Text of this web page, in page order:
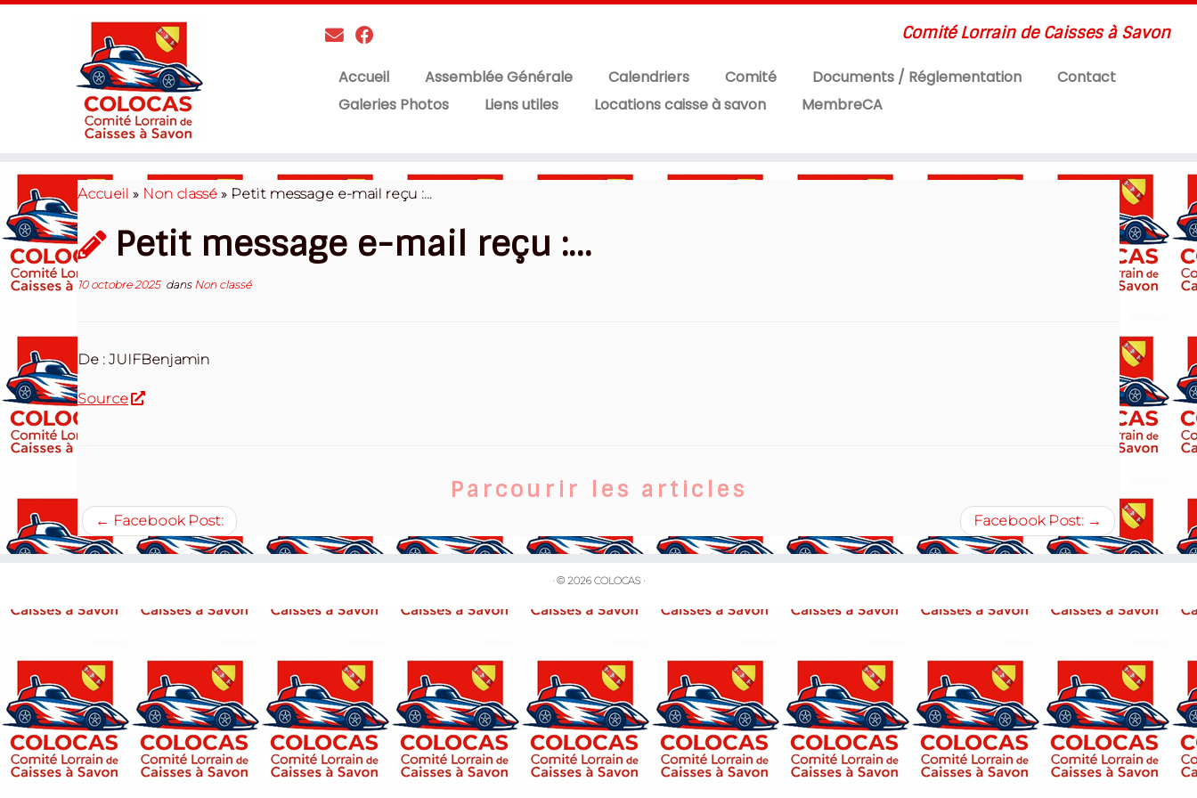
Skip
content
Comité Lorrain de Caisses à Savon
Accueil Assemblée Générale Calendriers Comité Documents / Réglementation
Contact
Galeries Photos
Liens utiles Locations caisse à savon MembreCA
Accueil » Non classé » Petit message e-mail reçu :…
Petit message e-mail reçu :…
10 octobre 2025dans Non classé
De : JUIFBenjamin
Source
Parcourir les articles
← Facebook Post: Facebook Post: →
· © 2026 COLOCAS ·